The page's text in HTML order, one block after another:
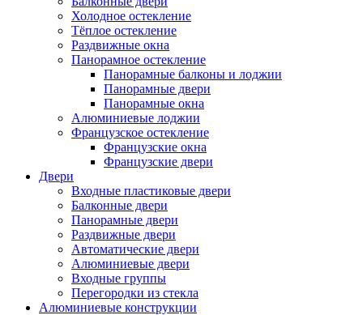
Холодное остекление
Тёплое остекление
Раздвижные окна
Панорамное остекление
Панорамные балконы и лоджии
Панорамные двери
Панорамные окна
Алюминиевые лоджии
Французское остекление
Французские окна
Французские двери
Двери
Входные пластиковые двери
Балконные двери
Панорамные двери
Раздвижные двери
Автоматические двери
Алюминиевые двери
Входные группы
Перегородки из стекла
Алюминиевые конструкции